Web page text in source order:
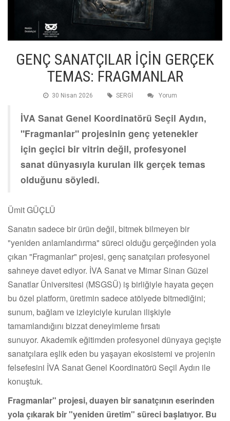
GENÇ SANATÇILAR İÇİN GERÇEK
TEMAS: FRAGMANLAR
30 Nisan 2026 SERGİ Yorum
İVA Sanat Genel Koordinatörü Seçil Aydın,
"Fragmanlar" projesinin genç yetenekler
için geçici bir vitrin değil, profesyonel
sanat dünyasıyla kurulan ilk gerçek temas
olduğunu söyledi.
Ümit GÜÇLÜ
Sanatın sadece bir ürün değil, bitmek bilmeyen bir
"yeniden anlamlandırma" süreci olduğu gerçeğinden yola
çıkan "Fragmanlar" projesi, genç sanatçıları profesyonel
sahneye davet ediyor. İVA Sanat ve Mimar Sinan Güzel
Sanatlar Üniversitesi (MSGSÜ) iş birliğiyle hayata geçen
bu özel platform, üretimin sadece atölyede bitmediğini;
sunum, bağlam ve izleyiciyle kurulan ilişkiyle
tamamlandığını bizzat deneyimleme fırsatı
sunuyor. Akademik eğitimden profesyonel dünyaya geçişte
sanatçılara eşlik eden bu yaşayan ekosistemi ve projenin
felsefesini İVA Sanat Genel Koordinatörü Seçil Aydın ile
konuştuk.
Fragmanlar" projesi, duayen bir sanatçının eserinden
yola çıkarak bir "yeniden üretim" süreci başlatıyor. Bu